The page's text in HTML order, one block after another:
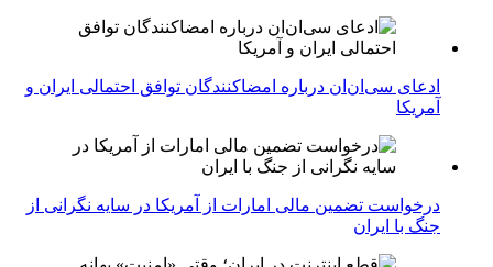
ادعای سی‌ان‌ان درباره امضاکنندگان توافق احتمالی ایران و
آمریکا
درخواست تضمین مالی امارات از آمریکا در سایه نگرانی از
جنگ با ایران